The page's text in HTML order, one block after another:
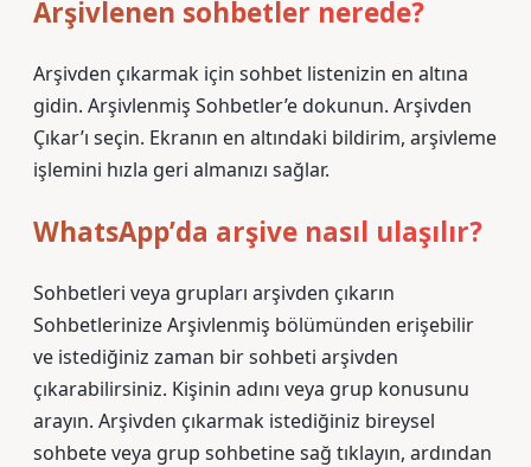
Arşivlenen sohbetler nerede?
Arşivden çıkarmak için sohbet listenizin en altına
gidin. Arşivlenmiş Sohbetler’e dokunun. Arşivden
Çıkar’ı seçin. Ekranın en altındaki bildirim, arşivleme
işlemini hızla geri almanızı sağlar.
WhatsApp’da arşive nasıl ulaşılır?
Sohbetleri veya grupları arşivden çıkarın
Sohbetlerinize Arşivlenmiş bölümünden erişebilir
ve istediğiniz zaman bir sohbeti arşivden
çıkarabilirsiniz. Kişinin adını veya grup konusunu
arayın. Arşivden çıkarmak istediğiniz bireysel
sohbete veya grup sohbetine sağ tıklayın, ardından